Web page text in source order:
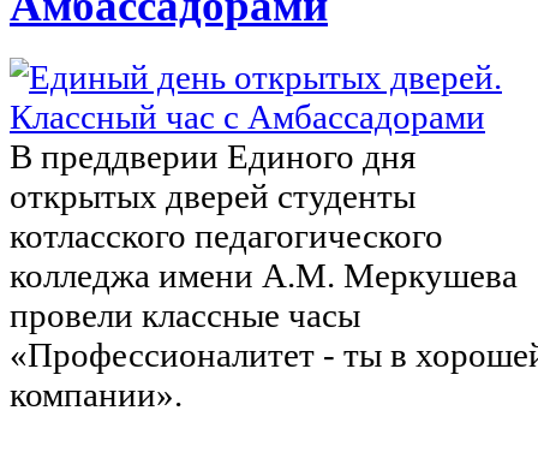
В преддверии Единого дня
открытых дверей студенты
котласского педагогического
колледжа имени А.М. Меркушева
провели классные часы
«Профессионалитет - ты в
компании».